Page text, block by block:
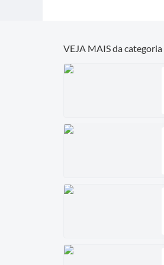
VEJA MAIS da categoria